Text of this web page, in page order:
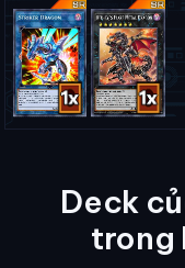
Deck
trong